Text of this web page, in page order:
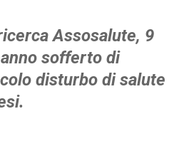
Assosalute, 9
sofferto di
disturbo di salute